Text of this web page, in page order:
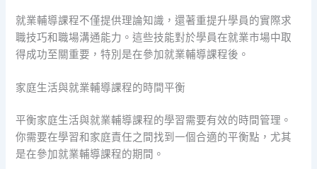
就業輔導課程不僅提供理論知識，還著重提升學員的實際求
職技巧和職場溝通能力。這些技能對於學員在就業市場中取
得成功至關重要，特別是在參加就業輔導課程後。
家庭生活與就業輔導課程的時間平衡
平衡家庭生活與就業輔導課程的學習需要有效的時間管理。
你需要在學習和家庭責任之間找到一個合適的平衡點，尤其
是在參加就業輔導課程的期間。